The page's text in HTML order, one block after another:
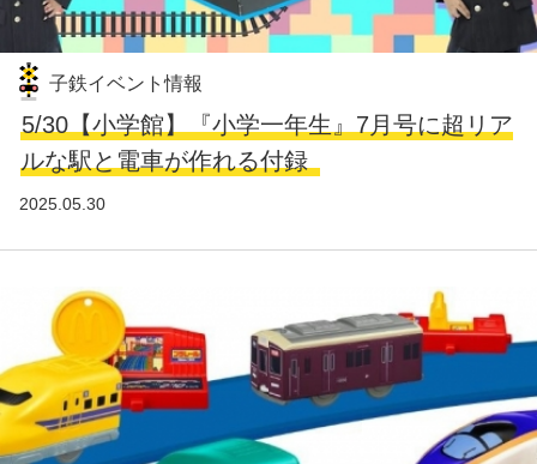
子鉄イベント情報
5/30【小学館】『小学一年生』7月号に超リア
ルな駅と電車が作れる付録
2025.05.30